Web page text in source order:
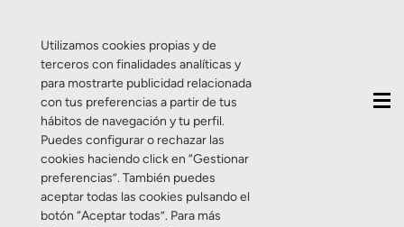
Utilizamos cookies propias y de
terceros con finalidades analíticas y
para mostrarte publicidad relacionada
con tus preferencias a partir de tus
hábitos de navegación y tu perfil.
Puedes configurar o rechazar las
cookies haciendo click en “Gestionar
preferencias”. También puedes
aceptar todas las cookies pulsando el
botón “Aceptar todas”. Para más